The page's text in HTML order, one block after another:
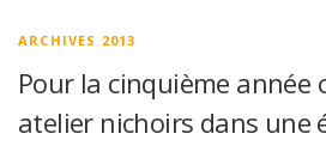
ARCHIVES 2013
Pour la cinquième année
atelier nichoirs dans une